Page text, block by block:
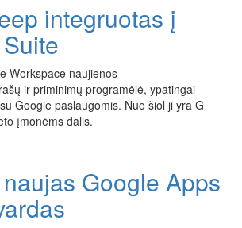
integruotas į
Workspace naujienos
ir priminimų programėlė, ypatingai
Google paslaugomis. Nuo šiol ji yra G
įmonėms dalis.
Google Apps